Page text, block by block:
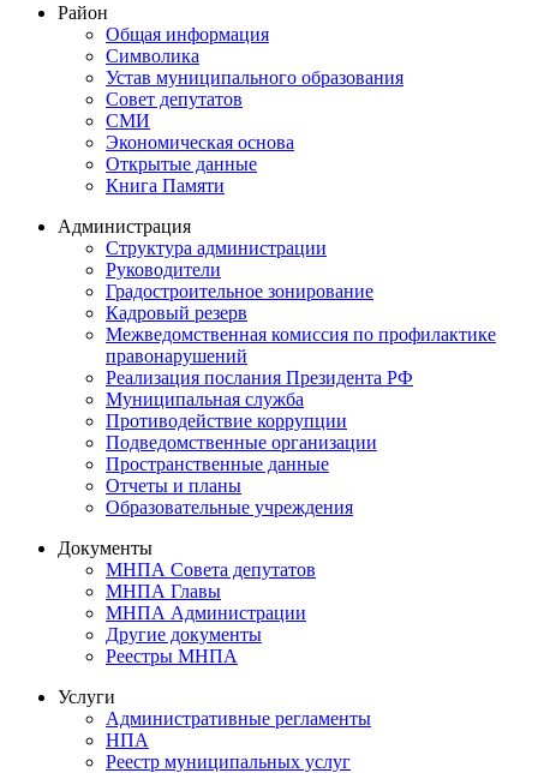
Район
Общая информация
Символика
Устав муниципального образования
Совет депутатов
СМИ
Экономическая основа
Открытые данные
Книга Памяти
Администрация
Структура администрации
Руководители
Градостроительное зонирование
Кадровый резерв
Межведомственная комиссия по профилактике
правонарушений
Реализация послания Президента РФ
Муниципальная служба
Противодействие коррупции
Подведомственные организации
Пространственные данные
Отчеты и планы
Образовательные учреждения
Документы
МНПА Совета депутатов
МНПА Главы
МНПА Администрации
Другие документы
Реестры МНПА
Услуги
Административные регламенты
НПА
Реестр муниципальных услуг